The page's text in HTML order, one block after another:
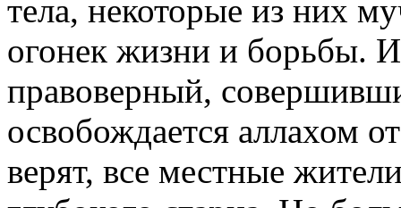
тела, некоторые из них
огонек жизни и борьбы.
правоверный,
освобождается аллахом
верят, все местные